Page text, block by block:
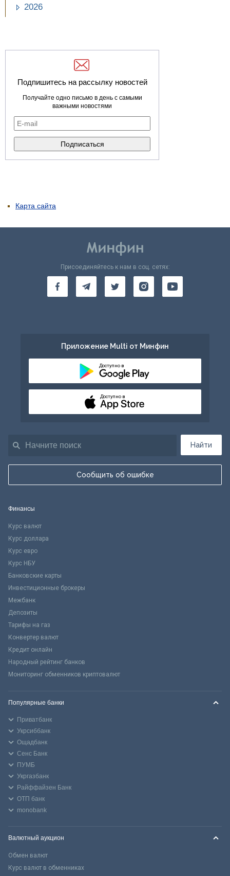
2026
Подпишитесь на рассылку новостей
Получайте одно письмо в день с самыми
важными новостями
Карта сайта
Найти
Сообщить об ошибке
Присоединяйтесь к нам в соц. сетях:
Приложение Multi от Минфин
Доступно в
Доступно в
Финансы
Курс валют
Курс доллара
Курс евро
Курс НБУ
Банковские карты
Инвестиционные брокеры
Межбанк
Депозиты
Тарифы на газ
Конвертер валют
Кредит онлайн
Народный рейтинг банков
Мониторинг обменников криптовалют
Популярные банки
Приватбанк
Укрсиббанк
Ощадбанк
Сенс Банк
ПУМБ
Укргазбанк
Райффайзен Банк
ОТП банк
monobank
Валютный аукцион
Обмен валют
Курс валют в обменниках